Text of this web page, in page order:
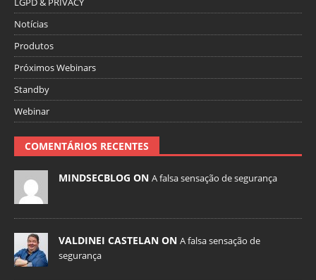
Notícias
Produtos
Próximos Webinars
Standby
Webinar
COMENTÁRIOS RECENTES
MINDSECBLOG ON A falsa sensação de segurança
VALDINEI CASTELAN ON A falsa sensação de
segurança